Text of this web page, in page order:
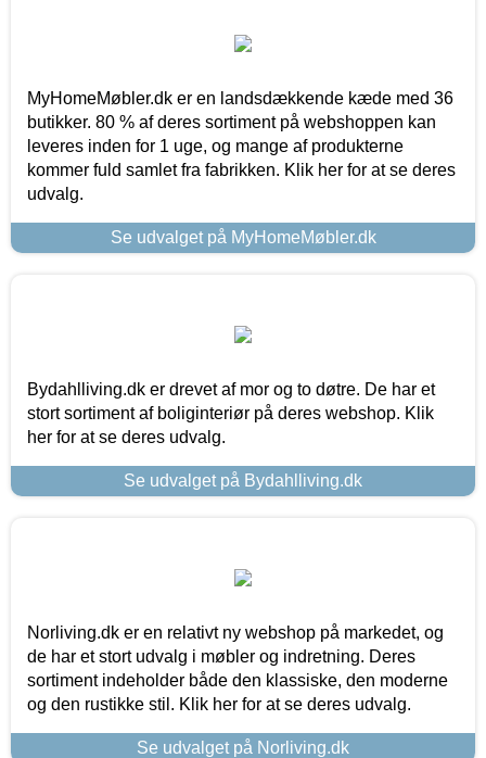
MyHomeMøbler.dk er en landsdækkende kæde med 36
butikker. 80 % af deres sortiment på webshoppen kan
leveres inden for 1 uge, og mange af produkterne
kommer fuld samlet fra fabrikken. Klik her for at se deres
udvalg.
Se udvalget på MyHomeMøbler.dk
Bydahlliving.dk er drevet af mor og to døtre. De har et
stort sortiment af boliginteriør på deres webshop. Klik
her for at se deres udvalg.
Se udvalget på Bydahlliving.dk
Norliving.dk er en relativt ny webshop på markedet, og
de har et stort udvalg i møbler og indretning. Deres
sortiment indeholder både den klassiske, den moderne
og den rustikke stil. Klik her for at se deres udvalg.
Se udvalget på Norliving.dk